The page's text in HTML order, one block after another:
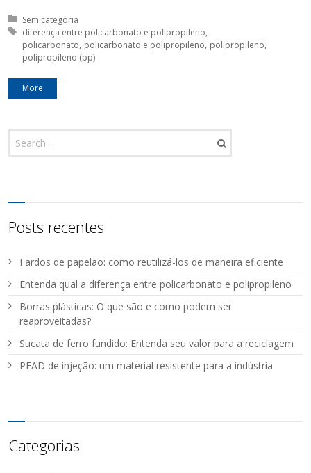
Posted in:
Sem categoria
Tagged with:
diferença entre policarbonato e polipropileno
policarbonato policarbonato e polipropileno polipropileno
polipropileno (pp)
More
Posts recentes
Fardos de papelão: como reutilizá-los de maneira eficiente
Entenda qual a diferença entre policarbonato e polipropileno
Borras plásticas: O que são e como podem ser
reaproveitadas?
Sucata de ferro fundido: Entenda seu valor para a reciclagem
PEAD de injeção: um material resistente para a indústria
Categorias